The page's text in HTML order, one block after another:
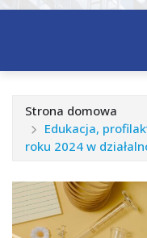
Strona domowa
Edukacja,
roku 2024 w